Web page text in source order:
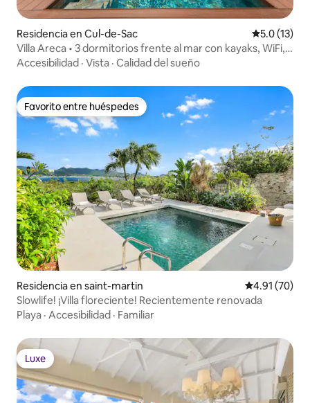
Residencia en Cul-de-Sac Calificación
5.0 (13)
Villa Areca • 3 dormitorios frente al mar con kayaks, WiFi,
aire acondicionado
Accesibilidad · Vista · Calidad del sueño
Favorito entre huéspedes
Favorito entre huéspedes
Residencia en saint-martin Calificación
4.91 (70)
Slowlife! ¡Villa floreciente! Recientemente renovada
Playa · Accesibilidad · Familiar
Luxe
Luxe